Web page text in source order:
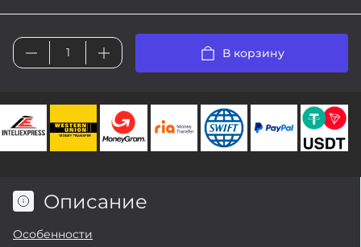
В корзину
Описание
Особенности